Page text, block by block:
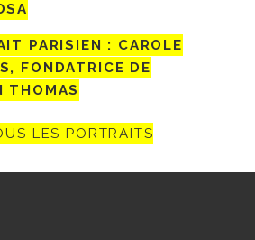
PARISIEN : CAROLE
FONDATRICE DE
THOMAS
LES PORTRAITS